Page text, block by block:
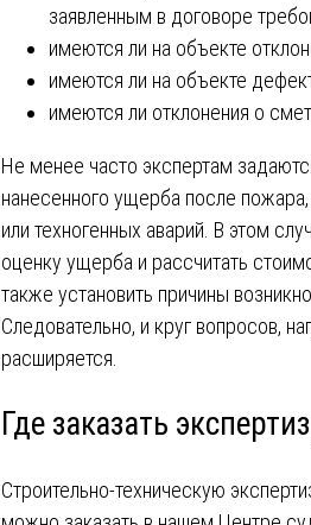
заявленным в договоре
имеются ли на объекте
имеются ли на объекте
имеются ли отклонения о
Не менее часто экспертам
нанесенного ущерба после
или техногенных аварий. В этом
оценку ущерба и рассчитать
также установить причины
Следовательно, и круг вопросов,
расширяется.
Где заказать
Строительно-техническую